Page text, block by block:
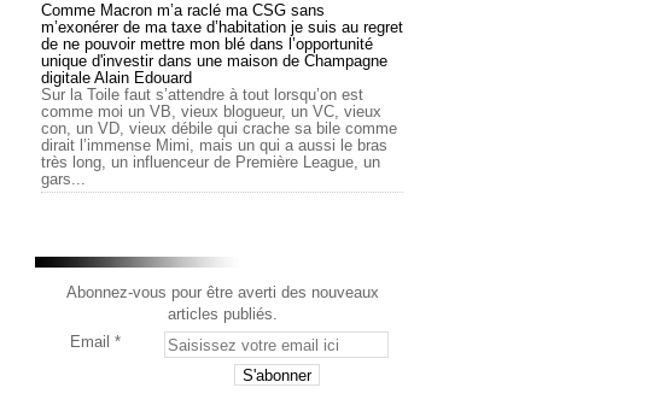
Comme Macron m’a raclé ma CSG sans
m’exonérer de ma taxe d’habitation je suis au regret
de ne pouvoir mettre mon blé dans l’opportunité
unique d'investir dans une maison de Champagne
digitale Alain Edouard
Sur la Toile faut s’attendre à tout lorsqu’on est
comme moi un VB, vieux blogueur, un VC, vieux
con, un VD, vieux débile qui crache sa bile comme
dirait l’immense Mimi, mais un qui a aussi le bras
très long, un influenceur de Première League, un
gars...
Abonnez-vous pour être averti des nouveaux
articles publiés.
Email